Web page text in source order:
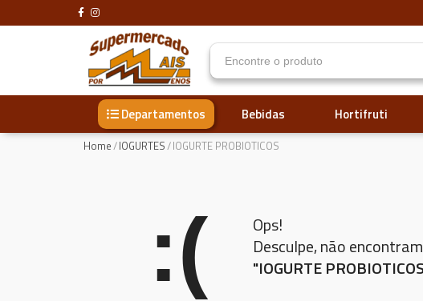
Departamentos Hortifruti
Bebidas
Home/IOGURTES/IOGURTE PROBIOTICOS
:(
Ops!
Desculpe, não
"IOGURTE